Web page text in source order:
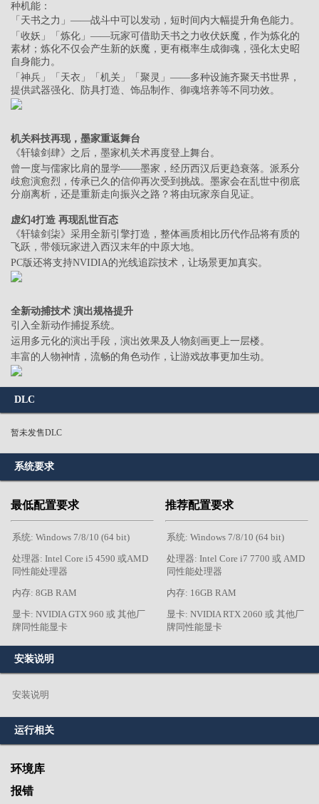
种机能：
「天书之力」——战斗中可以发动，短时间内大幅提升角色能力。
「收妖」「炼化」——玩家可借助天书之力收伏妖魔，作为炼化的
素材；炼化不仅会产生新的妖魔，更有概率生成御魂，强化太史昭
自身能力。
「神兵」「天衣」「机关」「聚灵」——多种设施齐聚天书世界，
提供武器强化、防具打造、饰品制作、御魂培养等不同功效。
机关科技再现，墨家重返舞台
《轩辕剑肆》之后，墨家机关术再度登上舞台。
曾一度与儒家比肩的显学——墨家，经历西汉后更趋衰落。派系分
歧愈演愈烈，传承已久的信仰再次受到挑战。墨家会在乱世中彻底
分崩离析，还是重新走向振兴之路？将由玩家亲自见证。
虚幻4打造 再现乱世百态
《轩辕剑柒》采用全新引擎打造，整体画质相比历代作品将有质的
飞跃，带领玩家进入西汉末年的中原大地。
PC版还将支持NVIDIA的光线追踪技术，让场景更加真实。
全新动捕技术 演出规格提升
引入全新动作捕捉系统。
运用多元化的演出手段，演出效果及人物刻画更上一层楼。
丰富的人物神情，流畅的角色动作，让游戏故事更加生动。
DLC
暂未发售DLC
系统要求
最低配置要求
系统: Windows 7/8/10 (64 bit)
处理器: Intel Core i5 4590 或AMD
同性能处理器
内存: 8GB RAM
显卡: NVIDIA GTX 960 或 其他厂
牌同性能显卡
推荐配置要求
系统: Windows 7/8/10 (64 bit)
处理器: Intel Core i7 7700 或 AMD
同性能处理器
内存: 16GB RAM
显卡: NVIDIA RTX 2060 或 其他厂
牌同性能显卡
安装说明
安装说明
运行相关
环境库
报错